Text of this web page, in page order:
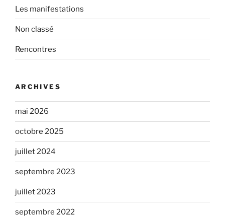
Les manifestations
Non classé
Rencontres
ARCHIVES
mai 2026
octobre 2025
juillet 2024
septembre 2023
juillet 2023
septembre 2022